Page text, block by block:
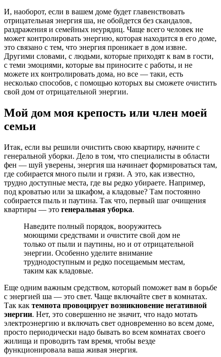
И, наоборот, если в вашем доме будет главенствовать
отрицательная энергия ша, не обойдется без скандалов,
раздражения и семейных неурядиц. Чаще всего человек не
может контролировать энергию, которая находится в его доме,
это связано с тем, что энергия проникает в дом извне.
Другими словами, с людьми, которые приходят к вам в гости,
с теми эмоциями, которые вы приносите с работы, и не
можете их контролировать дома, но все — таки, есть
несколько способов, с помощью которых вы сможете очистить
свой дом от отрицательной энергии.
Мой дом моя крепость или член моей
семьи
Итак, если вы решили очистить свою квартиру, начните с
генеральной уборки. Дело в том, что специалисты в области
фен — шуй уверены, энергия ша начинает формироваться там,
где собирается много пыли и грязи. А это, как известно,
трудно доступные места, где вы редко убираете. Например,
под кроватью или за шкафом, а кладовые? Там постоянно
собирается пыль и паутина. Так что, первый шаг очищения
квартиры — это генеральная уборка.
Наведите полный порядок, вооружитесь
моющими средствами и очистите свой дом не
только от пыли и паутины, но и от отрицательной
энергии. Особенно уделите внимание
труднодоступным и редко посещаемым местам,
таким как кладовые.
Еще одним важным средством, который поможет вам в борьбе
с энергией ша — это свет. Чаще включайте свет в комнатах.
Так как темнота провоцирует возникновение негативной
энергии. Нет, это совершенно не значит, что надо мотать
электроэнергию и включать свет одновременно во всем доме,
просто периодически надо бывать во всем комнатах своего
жилища и проводить там время, чтобы везде
функционировала ваша живая энергия.